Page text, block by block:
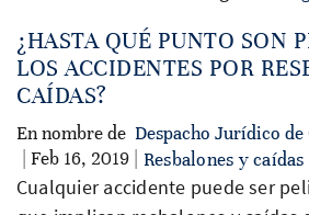
¿HASTA QUÉ PUNTO SON
LOS ACCIDENTES POR
CAÍDAS?
En nombre de Despacho Jurídico de
| Feb 16, 2019 |
Resbalones y caídas
Cualquier accidente puede ser